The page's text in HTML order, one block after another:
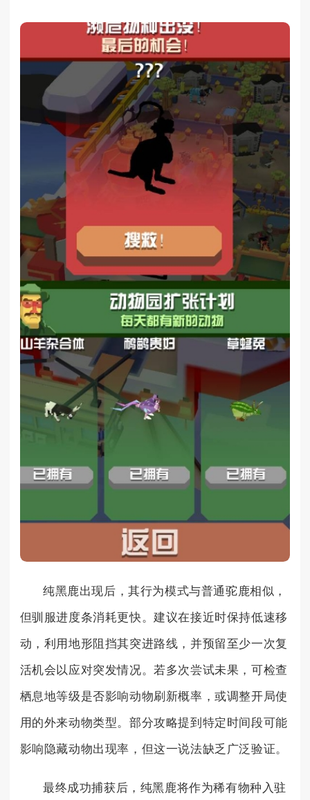
纯黑鹿出现后，其行为模式与普通驼鹿相似，
但驯服进度条消耗更快。建议在接近时保持低速移
动，利用地形阻挡其突进路线，并预留至少一次复
活机会以应对突发情况。若多次尝试未果，可检查
栖息地等级是否影响动物刷新概率，或调整开局使
用的外来动物类型。部分攻略提到特定时间段可能
影响隐藏动物出现率，但这一说法缺乏广泛验证。
最终成功捕获后，纯黑鹿将作为稀有物种入驻